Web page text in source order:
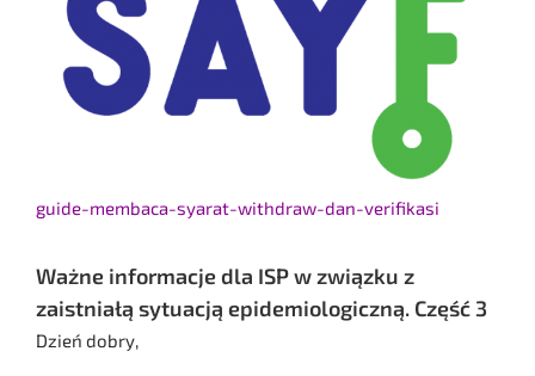
obrazek
guide-membaca-syarat-withdraw-dan-verifikasi
Ważne informacje dla ISP w związku z
zaistniałą sytuacją epidemiologiczną. Część 3
Dzień dobry,